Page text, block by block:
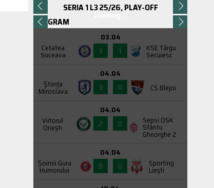
SERIA 1 L3 25/26, PLAY-OFF
PROGRAM
Cetatea
Suceava
03.04
3
1 KSE Târgu
Secuiesc
Știința
Miroslava
04.04
3
0 CS Blejoi
Viitorul
Onești
04.04
2
0 Sepsi OSK
Sfântu
Gheorghe 2
Şoimii Gura
Humorului
04.04
0
0 Sporting
Liești